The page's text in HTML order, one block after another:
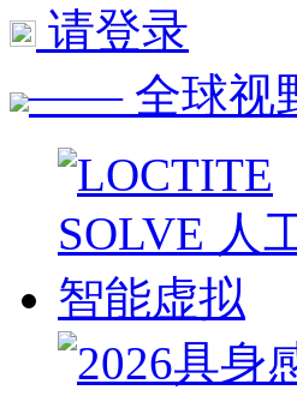
请登录
—— 全球视